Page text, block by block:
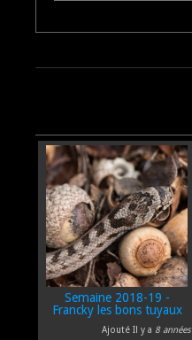
Semaine 2018-19 -
Francky les bons tuyaux
Ajouté Il y a 8 années